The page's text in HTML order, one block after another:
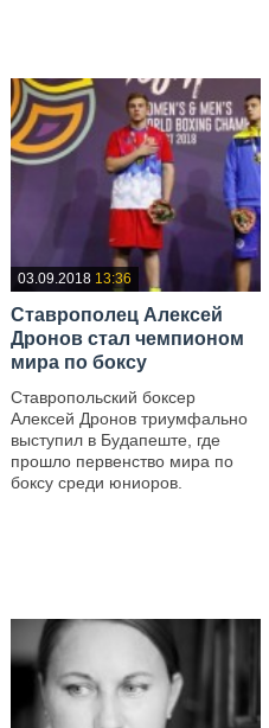
03.09.2018 13:36
Ставрополец Алексей
Дронов стал чемпионом
мира по боксу
Ставропольский боксер
Алексей Дронов триумфально
выступил в Будапеште, где
прошло первенство мира по
боксу среди юниоров.